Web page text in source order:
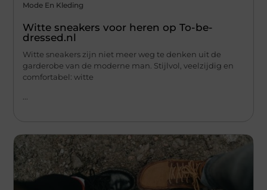
Mode En Kleding
Witte sneakers voor heren op To-be-
dressed.nl
Witte sneakers zijn niet meer weg te denken uit de
garderobe van de moderne man. Stijlvol, veelzijdig en
comfortabel: witte
...